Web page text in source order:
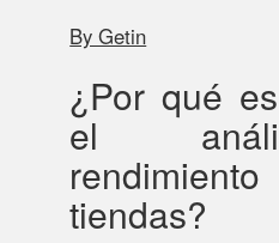
By Getin
¿Por qué
el
tiendas?